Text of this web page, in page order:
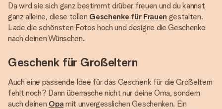
Da wird sie sich ganz bestimmt drüber freuen und du kannst
ganz alleine, diese tollen Geschenke für Frauen gestalten.
Lade die schönsten Fotos hoch und designe die Geschenke
nach deinen Wünschen.
Geschenk für Großeltern
Auch eine passende Idee für das Geschenk für die Großeltern
fehlt noch? Dann überrasche nicht nur deine Oma, sondern
auch deinen Opa mit unvergesslichen Geschenken. Ein